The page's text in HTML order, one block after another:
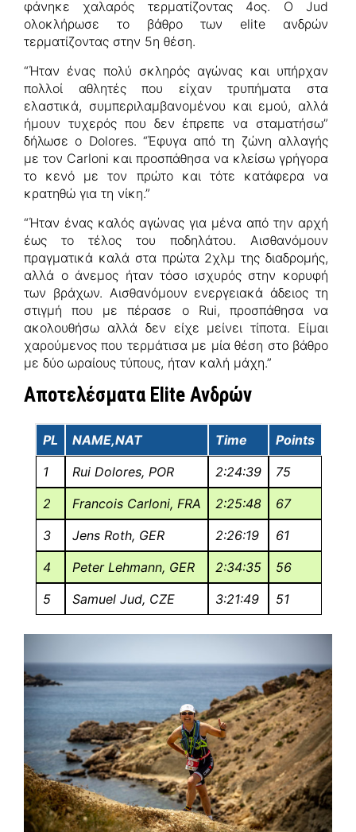
φάνηκε χαλαρός τερματίζοντας 4ος. Ο Jud
ολοκλήρωσε το βάθρο των elite ανδρών
τερματίζοντας στην 5η θέση.
“Ήταν ένας πολύ σκληρός αγώνας και υπήρχαν
πολλοί αθλητές που είχαν τρυπήματα στα
ελαστικά, συμπεριλαμβανομένου και εμού, αλλά
ήμουν τυχερός που δεν έπρεπε να σταματήσω”
δήλωσε ο Dolores. “Έφυγα από τη ζώνη αλλαγής
με τον Carloni και προσπάθησα να κλείσω γρήγορα
το κενό με τον πρώτο και τότε κατάφερα να
κρατηθώ για τη νίκη.”
“Ήταν ένας καλός αγώνας για μένα από την αρχή
έως το τέλος του ποδηλάτου. Αισθανόμουν
πραγματικά καλά στα πρώτα 2χλμ της διαδρομής,
αλλά ο άνεμος ήταν τόσο ισχυρός στην κορυφή
των βράχων. Αισθανόμουν ενεργειακά άδειος τη
στιγμή που με πέρασε ο Rui, προσπάθησα να
ακολουθήσω αλλά δεν είχε μείνει τίποτα. Είμαι
χαρούμενος που τερμάτισα με μία θέση στο βάθρο
με δύο ωραίους τύπους, ήταν καλή μάχη.”
Αποτελέσματα Elite Ανδρών
PL NAME,NAT Time
Points
1
Rui Dolores, POR 2:24:39
75
2
Francois Carloni, FRA 2:25:48
67
3
Jens Roth, GER 2:26:19
61
4
Peter Lehmann, GER 2:34:35
56
5
Samuel Jud, CZE 3:21:49 51